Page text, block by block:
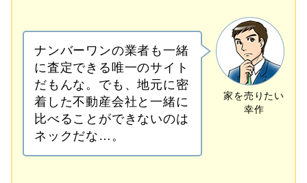
ナンバーワンの業者も一緒
に査定できる唯一のサイト
だもんな。でも、地元に密
着した不動産会社と一緒に
比べることができないのは
ネックだな…。